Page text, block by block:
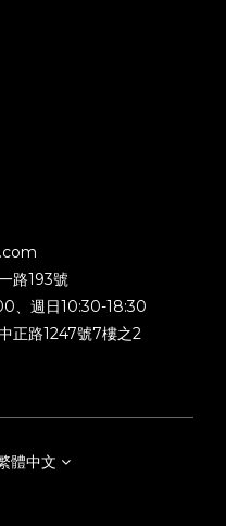
路193號
、週日10:30-18:30
正路1247號7樓之2
體中文